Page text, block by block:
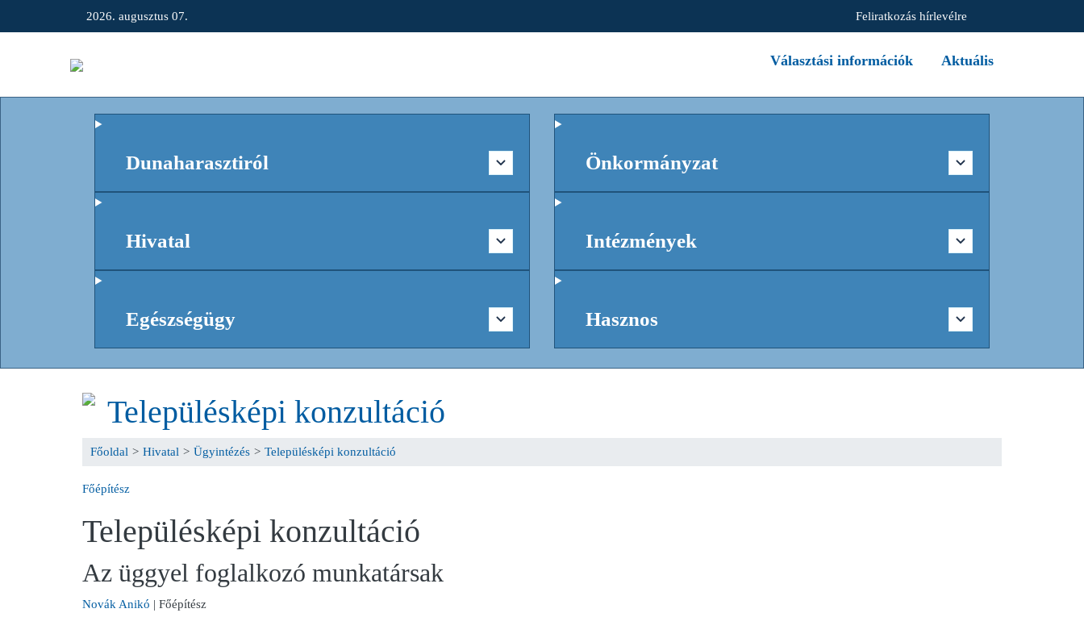
2026. augusztus 07. Feliratkozás hírlevélre
Választási információk Aktuális
Dunaharasztiról Önkormányzat
Hivatal Intézmények
Egészségügy Hasznos
Településképi konzultáció
Főoldal > Hivatal > Ügyintézés > Településképi konzultáció
Főépítész
Településképi konzultáció
Az üggyel foglalkozó munkatársak
Novák Anikó | Főépítész